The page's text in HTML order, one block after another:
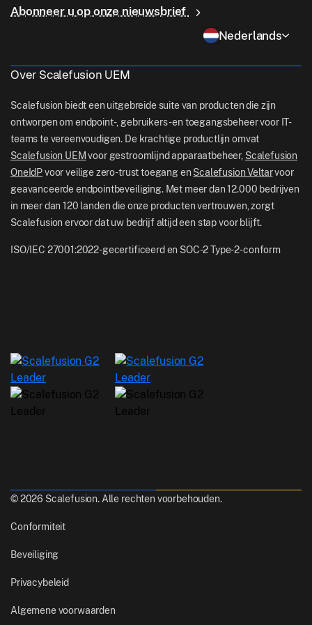
ChromeOS Management
Controle op afstand
BFSI
Waarom Scalefusion
Careers
sales[at]scalefusion.com
US: +1-415-650-4500
NZ: +64-9-888-4315
India: +91-63694-45500
Abonneer u op onze nieuwsbrief
Nederlands
Over Scalefusion UEM
Scalefusion biedt een uitgebreide suite van producten die zijn
ontworpen om endpoint-, gebruikers- en toegangsbeheer voor IT-
teams te vereenvoudigen. De krachtige productlijn omvat
Scalefusion UEM voor gestroomlijnd apparaatbeheer, Scalefusion
OneIdPvoor veilige zero-trust toegang en Scalefusion Veltarvoor
geavanceerde endpointbeveiliging. Met meer dan 12.000 bedrijven
in meer dan 120 landen die onze producten vertrouwen, zorgt
Scalefusion ervoor dat uw bedrijf altijd een stap voor blijft.
ISO/IEC 27001:2022-gecertificeerd en SOC-2 Type-2-conform
© 2026 Scalefusion. Alle rechten voorbehouden.
Conformiteit
Beveiliging
Privacybeleid
Algemene voorwaarden